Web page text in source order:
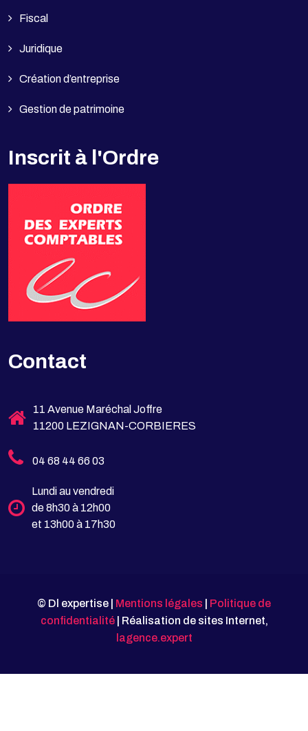
Fiscal
Juridique
Création d’entreprise
Gestion de patrimoine
Inscrit à l'Ordre
Contact
11 Avenue Maréchal Joffre
11200 LEZIGNAN-CORBIERES
04 68 44 66 03
Lundi au vendredi
de 8h30 à 12h00
et 13h00 à 17h30
© Dl expertise | Mentions légales
Politique de
confidentialité| Réalisation de sites Internet,
lagence.expert